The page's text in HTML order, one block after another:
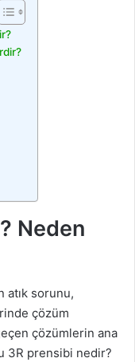
Neden
atık sorunu,
çözüm
çözümlerin ana
3R prensibi nedir?